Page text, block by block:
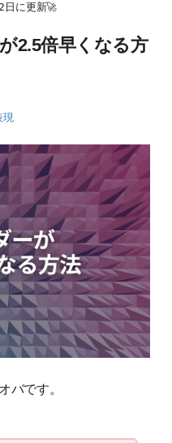
に更新🚀
2.5倍早くなる方
現
バです。